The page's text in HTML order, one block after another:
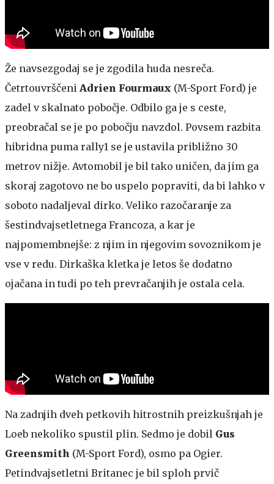
Že navsezgodaj se je zgodila huda nesreča.
Četrtouvrščeni Adrien Fourmaux (M-Sport Ford) je
zadel v skalnato pobočje. Odbilo ga je s ceste,
preobračal se je po pobočju navzdol. Povsem razbita
hibridna puma rally1 se je ustavila približno 30
metrov nižje. Avtomobil je bil tako uničen, da jim ga
skoraj zagotovo ne bo uspelo popraviti, da bi lahko v
soboto nadaljeval dirko. Veliko razočaranje za
šestindvajsetletnega Francoza, a kar je
najpomembnejše: z njim in njegovim sovoznikom je
vse v redu. Dirkaška kletka je letos še dodatno
ojačana in tudi po teh prevračanjih je ostala cela.
Na zadnjih dveh petkovih hitrostnih preizkušnjah je
Loeb nekoliko spustil plin. Sedmo je dobil Gus
Greensmith (M-Sport Ford), osmo pa Ogier.
Petindvajsetletni Britanec je bil sploh prvič